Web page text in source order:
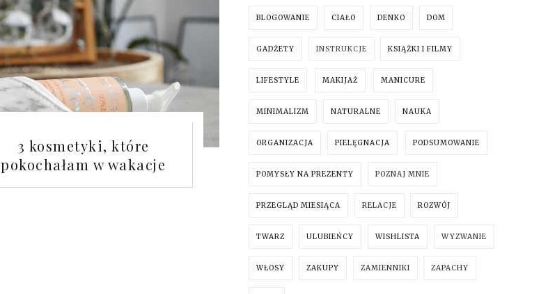
3 kosmetyki, które
pokochałam w wakacje
BLOGOWANIE CIAŁO DENKO DOM
GADŻETY INSTRUKCJE KSIĄŻKI I FILMY
LIFESTYLE MAKIJAŻ MANICURE
MINIMALIZM NATURALNE NAUKA
ORGANIZACJA PIELĘGNACJA PODSUMOWANIE
POMYSŁY NA PREZENTY POZNAJ MNIE
PRZEGLĄD MIESIĄCA RELACJE ROZWÓJ
TWARZ ULUBIEŃCY WISHLISTA WYZWANIE
WŁOSY ZAKUPY ZAMIENNIKI ZAPACHY